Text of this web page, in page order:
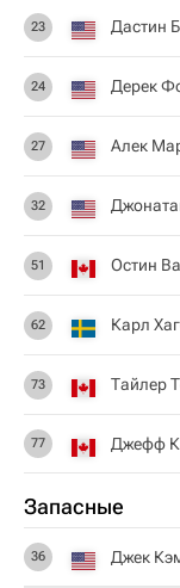
23 Дастин
24 Дерек
27 Алек
32
51 Остин
62 Карл
73 Тайлер
77 Джефф
Запасные
36 Джек